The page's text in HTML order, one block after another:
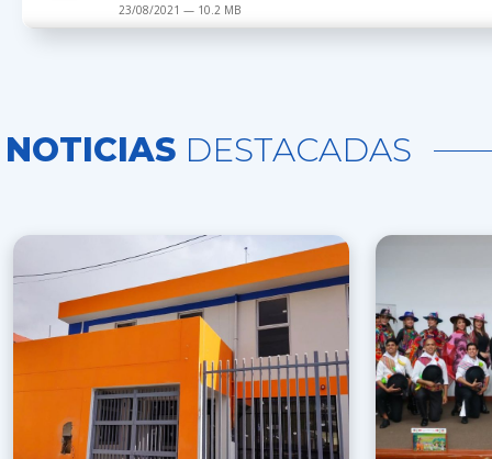
23/08/2021 — 10.2 MB
NOTICIAS DESTACADAS